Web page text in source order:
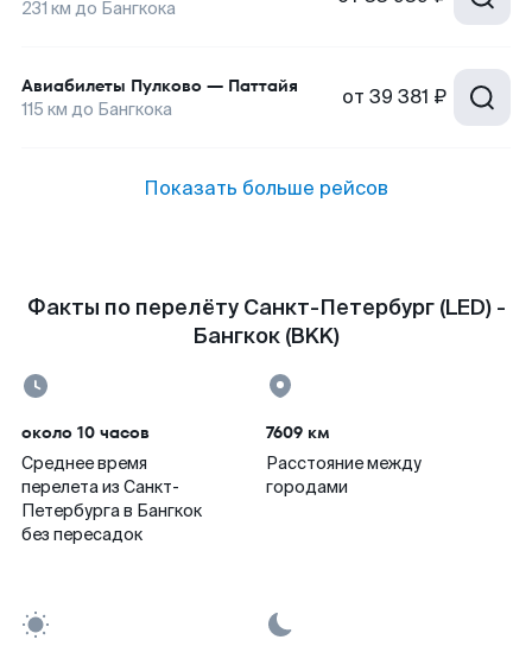
231 км до Бангкока
Авиабилеты Пулково — Паттайя
115 км до Бангкока от 39 381 ₽
Показать больше рейсов
Факты по перелёту Санкт-Петербург (LED) -
Бангкок (BKK)
около 10 часов
Среднее время
перелета из Санкт-
Петербурга в Бангкок
без пересадок
7609 км
Расстояние между
городами